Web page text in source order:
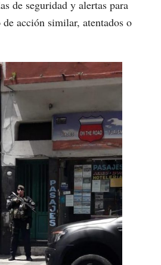
de seguridad y alertas para
acción similar, atentados o